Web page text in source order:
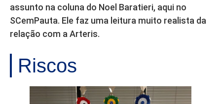
assunto na coluna do Noel Baratieri, aqui no
SCemPauta. Ele faz uma leitura muito realista da
relação com a Arteris.
Riscos